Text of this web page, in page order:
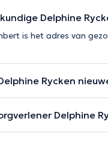
Delphine
is het adres van
Rycken
Delphine